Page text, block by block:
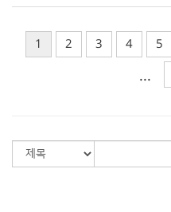
1 2 3 4 5
...